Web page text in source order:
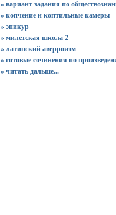
» вариант задания по
» копчение и коптильные камеры
» эпикур
» милетская школа 2
» латинский аверроизм
» готовые сочинения по
»читать дальше...